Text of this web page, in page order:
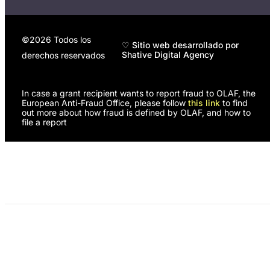
©2026 Todos los
derechos reservados
♡ Sitio web desarrollado por
Shative Digital Agency
In case a grant recipient wants to report fraud to OLAF, the
European Anti-Fraud Office, please follow this link to find
out more about how fraud is defined by OLAF, and how to
file a report